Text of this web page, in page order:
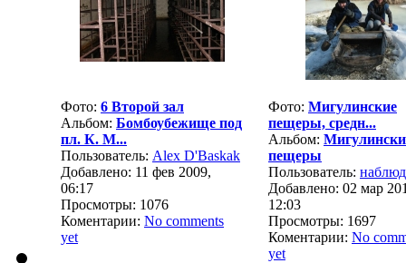
Фото: 6 Второй зал
Альбом: Бомбоубежище под
пл. К. М...
Пользователь: Alex D'Baskak
Добавлено: 11 фев 2009,
06:17
Просмотры: 1076
Коментарии: No comments
yet
Фото: Мигулинские
пещеры, средн...
Альбом:
пещеры
Пользователь:
Добавлено: 02 мар
12:03
Просмотры: 1697
Коментарии: No
yet